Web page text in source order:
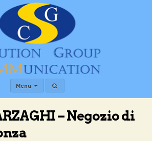
Menu
– Negozio di